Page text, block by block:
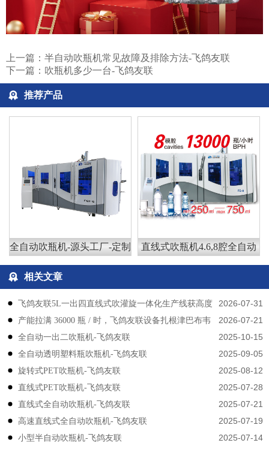
上一篇： 半自动吹瓶机常见故障及排除方法-飞鸽友联
下一篇： 吹瓶机多少一台-飞鸽友联
推荐产品
全自动吹瓶机-源头工厂-定制 直线式吹瓶机4.6,8腔全自动
相关文章
2026-07-31
飞鸽友联5L一出四直线式吹灌旋一体化生产线获高度
认可
2026-07-21
产能拉满 36000 瓶 / 时，飞鸽友联设备扎根津巴布韦
2025-10-15
​​全自动一出二吹瓶机-飞鸽友联
2025-09-05
全自动透明塑料瓶吹瓶机-飞鸽友联
2025-08-12
旋转式PET吹瓶机-飞鸽友联
2025-07-28
直线式PET吹瓶机-飞鸽友联
2025-07-21
直线式全自动吹瓶机-飞鸽友联
2025-07-19
高速直线式全自动吹瓶机-飞鸽友联
2025-07-14
小型半自动吹瓶机-飞鸽友联